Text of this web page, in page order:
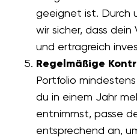
geeignet ist. Durch
wir sicher, dass
und ertragreich
Regelmäßige
Portfolio
du in einem Jahr
entnimmst, passe
entsprechend an,